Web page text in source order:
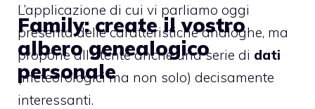
L’applicazione di cui vi parliamo oggi
presenta delle caratteristiche analoghe, ma
propone all’utente anche una serie di dati
(meteorologici ma non solo) decisamente
interessanti.
Family: create il vostro
albero genealogico
personale